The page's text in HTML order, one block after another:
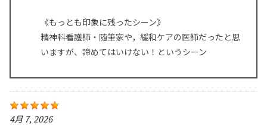
《もっとも印象に残ったシーン》
精神科看護師・随筆家や，緩和ケアの医師だったと思
いますが、諦めてはいけない！というシーン
4月 7, 2026